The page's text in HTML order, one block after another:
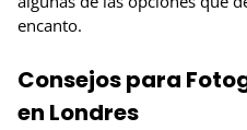
encanto.
Consejos para
en Londres